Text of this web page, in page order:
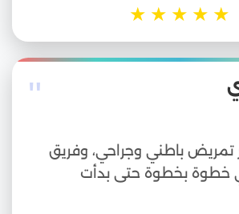
★
★
★
★
★
"
تمريض باطني وجراحي، وفريق
خطوة بخطوة حتى بدأت